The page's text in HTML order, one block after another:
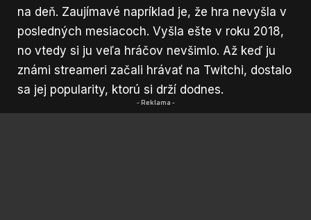
na deň. Zaujímavé napríklad je, že hra nevyšla v
posledných mesiacoch. Vyšla ešte v roku 2018,
no vtedy si ju veľa hráčov nevšimlo. Až keď ju
známi streameri začali hrávať na Twitchi, dostalo
sa jej popularity, ktorú si drží dodnes.
- Reklama -